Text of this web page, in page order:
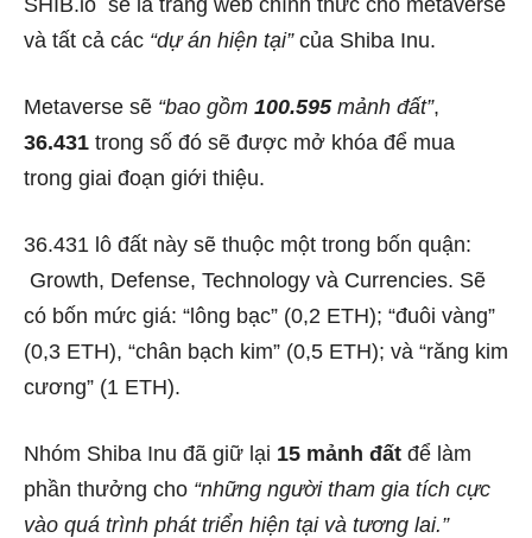
và tất cả các “dự án hiện tại”của Shiba Inu.
Metaverse sẽ “bao gồm 100.595mảnh đất”,
36.431 trong số đó sẽ được mở khóa để mua
trong giai đoạn giới thiệu.
36.431 lô đất này sẽ thuộc một trong bốn quận:
Growth, Defense, Technology và Currencies. Sẽ
có bốn mức giá: “lông bạc” (0,2 ETH); “đuôi vàng”
(0,3 ETH), “chân bạch kim” (0,5 ETH); và “răng kim
cương” (1 ETH).
Nhóm Shiba Inu đã giữ lại 15 mảnh đất để làm
phần thưởng cho “những người tham gia tích cực
vào quá trình phát triển hiện tại và tương lai.”